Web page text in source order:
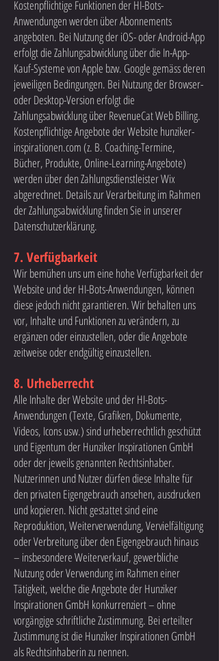
Kostenpflichtige Funktionen der HI-Bots-
Anwendungen werden über Abonnements
angeboten. Bei Nutzung der iOS- oder Android-App
erfolgt die Zahlungsabwicklung über die In-App-
Kauf-Systeme von Apple bzw. Google gemäss deren
jeweiligen Bedingungen. Bei Nutzung der Browser-
oder Desktop-Version erfolgt die
Zahlungsabwicklung über RevenueCat Web Billing.
Kostenpflichtige Angebote der Website hunziker-
inspirationen.com (z. B. Coaching-Termine,
Bücher, Produkte, Online-Learning-Angebote)
werden über den Zahlungsdienstleister Wix
abgerechnet. Details zur Verarbeitung im Rahmen
der Zahlungsabwicklung finden Sie in unserer
Datenschutzerklärung.
7. Verfügbarkeit
Wir bemühen uns um eine hohe Verfügbarkeit der
Website und der HI-Bots-Anwendungen, können
diese jedoch nicht garantieren. Wir behalten uns
vor, Inhalte und Funktionen zu verändern, zu
ergänzen oder einzustellen, oder die Angebote
zeitweise oder endgültig einzustellen.
8. Urheberrecht
Alle Inhalte der Website und der HI-Bots-
Anwendungen (Texte, Grafiken, Dokumente,
Videos, Icons usw.) sind urheberrechtlich geschützt
und Eigentum der Hunziker Inspirationen GmbH
oder der jeweils genannten Rechtsinhaber.
Nutzerinnen und Nutzer dürfen diese Inhalte für
den privaten Eigengebrauch ansehen, ausdrucken
und kopieren. Nicht gestattet sind eine
Reproduktion, Weiterverwendung, Vervielfältigung
oder Verbreitung über den Eigengebrauch hinaus
– insbesondere Weiterverkauf, gewerbliche
Nutzung oder Verwendung im Rahmen einer
Tätigkeit, welche die Angebote der Hunziker
Inspirationen GmbH konkurrenziert – ohne
vorgängige schriftliche Zustimmung. Bei erteilter
Zustimmung ist die Hunziker Inspirationen GmbH
als Rechtsinhaberin zu nennen.